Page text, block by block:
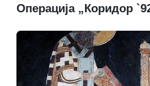
Операција „Коридор